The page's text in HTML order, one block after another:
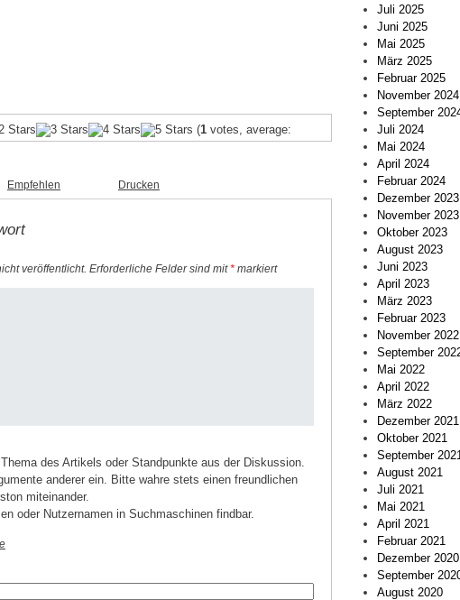
(1 votes, average:
Empfehlen Drucken
veröffentlicht. Erforderliche Felder sind mit* markiert
des Artikels oder Standpunkte aus der Diskussion.
anderer ein. Bitte wahre stets einen freundlichen
miteinander.
oder Nutzernamen in Suchmaschinen findbar.
Juli 2025
Juni 2025
Mai 2025
März 2025
Februar 2025
November 2024
September
Juli 2024
Mai 2024
April 2024
Februar 2024
Dezember 2023
November 2023
Oktober 2023
August 2023
Juni 2023
April 2023
März 2023
Februar 2023
November 2022
September
Mai 2022
April 2022
März 2022
Dezember 2021
Oktober 2021
September
August 2021
Juli 2021
Mai 2021
April 2021
Februar 2021
Dezember 2020
September
August 2020